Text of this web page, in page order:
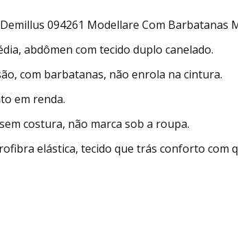
094261 Modellare Com Barbatanas
abdômen com tecido duplo canelado.
com barbatanas, não enrola na cintura.
em renda.
costura, não marca sob a roupa.
elástica, tecido que trás conforto com